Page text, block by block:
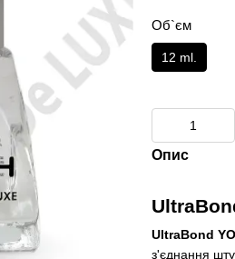
Об`єм
12 ml.
Опис
UltraBond
з'єднання